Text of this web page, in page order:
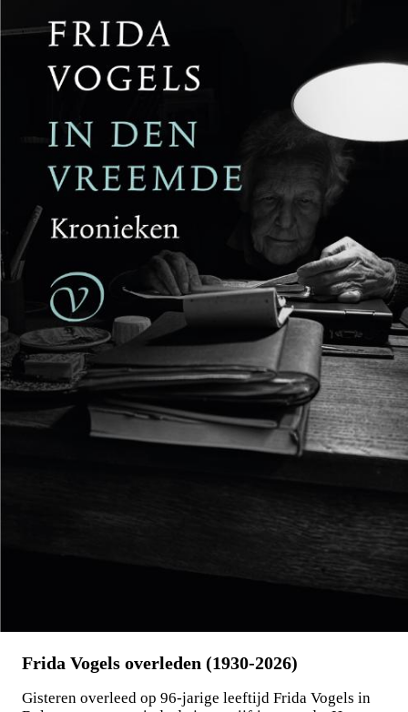
Reinhard Kaiser-Mühlecker
Brandende velden
€27,50
BESTEL
Frida Vogels overleden (1930-2026)
Gisteren overleed op 96-jarige leeftijd Frida Vogels in